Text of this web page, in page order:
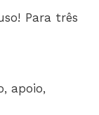
Para três
apoio,